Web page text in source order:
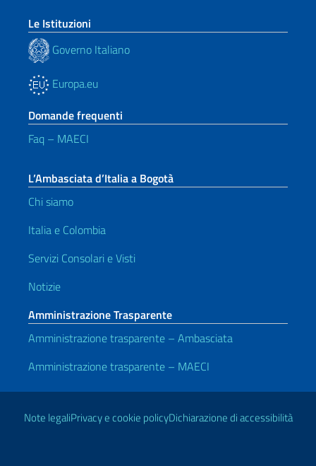
Le Istituzioni
Governo Italiano
Europa.eu
Domande frequenti
Faq – MAECI
L’Ambasciata d’Italia a Bogotà
Chi siamo
Italia e Colombia
Servizi Consolari e Visti
Notizie
Amministrazione Trasparente
Amministrazione trasparente – Ambasciata
Amministrazione trasparente – MAECI
Link Utili
Note legaliPrivacy e cookie policyDichiarazione di accessibilità